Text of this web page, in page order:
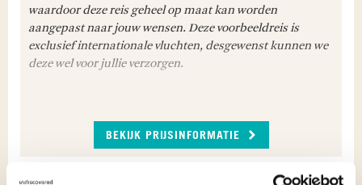
Maaltijden inbegrepen: Ontbijt
BOHOL
Dag ter vrije besteding op
Breng bijvoorbeeld een bezoek aanBalicasag
, een klein tropisch eiland omringd door
kleurrijke koraaltuinen en een rijke biodiversiteit.
Een andere aanrader is Pamilacan Island, een
waardoor deze reis geheel op maat kan worden
aangepast naar jouw wensen. Deze voorbeeldreis is
exclusief internationale vluchten, desgewenst kunnen we
deze wel voor jullie verzorgen.
Binnenlandse vlucht Bohol - Coron;
BEKIJK PRIJSINFORMATIE